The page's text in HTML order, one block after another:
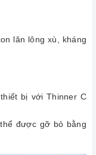
lăn lông xù, kháng
bị với Thinner C
được gỡ bỏ bằng